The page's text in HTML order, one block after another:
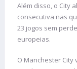
Além disso, o City
consecutiva nas
23 jogos sem
europeias.
O Manchester